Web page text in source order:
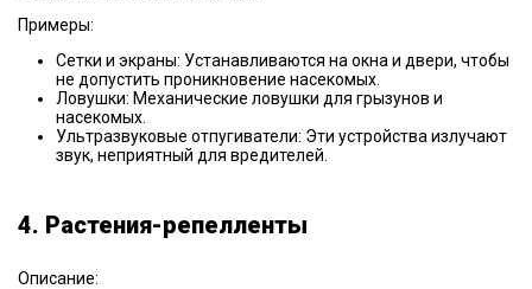
Примеры:
Сетки и экраны: Устанавливаются на окна и двери, чтобы
не допустить проникновение насекомых.
Ловушки: Механические ловушки для грызунов и
насекомых.
Ультразвуковые отпугиватели: Эти устройства излучают
звук, неприятный для вредителей.
4. Растения-репелленты
Описание: